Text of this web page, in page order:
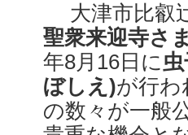
大津市比叡
聖衆来迎寺さ
年8月16日に
ぼしえ)が行わ
の数々が一般